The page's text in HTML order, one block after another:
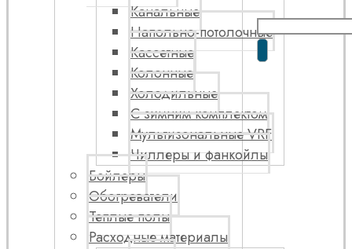
Канальные
Напольно-потолочные
Кассетные
Колонные
Холодильные
С зимним комплектом
Мультизональные VRF
Чиллеры и фанкойлы
Бойлеры
Обогреватели
Теплые полы
Расходные материалы